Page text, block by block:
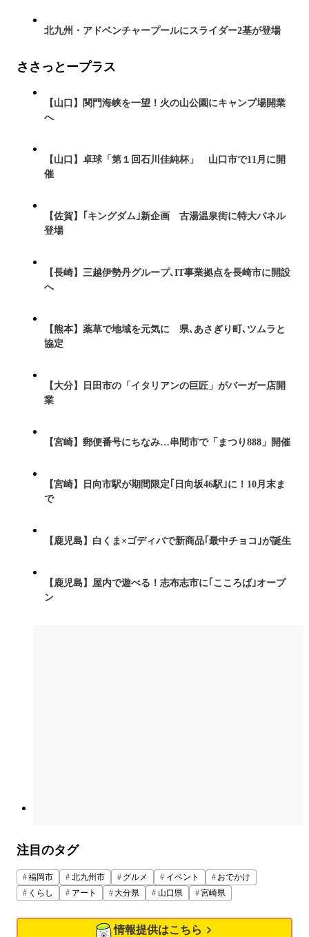
北九州・アドベンチャープールにスライダー2基が登場
ささっとープラス
【山口】関門海峡を一望！火の山公園にキャンプ場開業
へ
【山口】卓球「第１回石川佳純杯」 山口市で11月に開
催
【佐賀】｢キングダム｣新企画 古湯温泉街に特大パネル
登場
【長崎】三越伊勢丹グループ､IT事業拠点を長崎市に開設
へ
【熊本】薬草で地域を元気に 県､あさぎり町､ツムラと
協定
【大分】日田市の「イタリアンの巨匠」がバーガー店開
業
【宮崎】郵便番号にちなみ…串間市で「まつり888」開催
【宮崎】日向市駅が期間限定｢日向坂46駅｣に！10月末ま
で
【鹿児島】白くま×ゴディバで新商品｢最中チョコ｣が誕生
【鹿児島】屋内で遊べる！志布志市に｢こころば｣オープ
ン
注目のタグ
福岡市 北九州市 グルメ イベント
おでかけ
くらし
アート 大分県 山口県 宮崎県
情報提供はこちら